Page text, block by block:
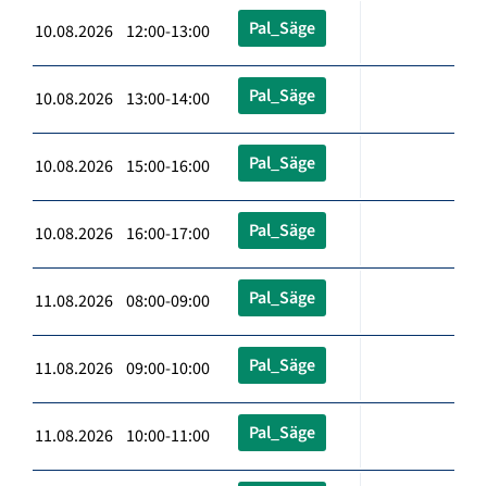
10.08.2026 12:00-13:00 Pal_Säge
10.08.2026 13:00-14:00 Pal_Säge
10.08.2026 15:00-16:00 Pal_Säge
10.08.2026 16:00-17:00 Pal_Säge
11.08.2026 08:00-09:00 Pal_Säge
11.08.2026 09:00-10:00 Pal_Säge
11.08.2026 10:00-11:00 Pal_Säge